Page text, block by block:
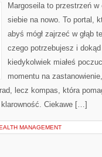
Margoseila to przestrzeń
siebie na nowo. To portal,
abyś mógł zajrzeć w głąb
czego potrzebujesz i
kiedykolwiek miałeś
momentu na
lecz kompas, która
Ciekawe […]
MANAGEMENT